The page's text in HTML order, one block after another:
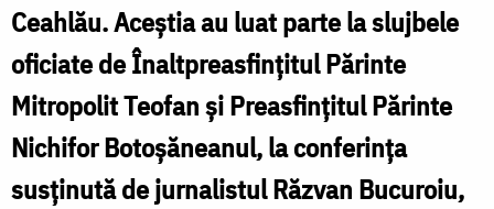
Ceahlău. Aceștia au luat parte la slujbele
oficiate de Înaltpreasfințitul Părinte
Mitropolit Teofan și Preasfințitul Părinte
Nichifor Botoșăneanul, la conferința
susținută de jurnalistul Răzvan Bucuroiu,